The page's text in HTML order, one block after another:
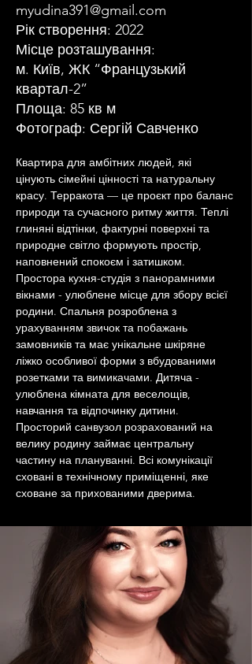
myudina391@gmail.com
Рік створення: 2022
Місце розташування:
м. Київ, ЖК “Французький
квартал-2”
Площа: 85 кв м
Фотограф: Сергій Савченко
Квартира для амбітних людей, які
цінують сімейні цінності та натуральну
красу. Терракота — це проєкт про баланс
природи та сучасного ритму життя. Теплі
глиняні відтінки, фактурні поверхні та
природне світло формують простір,
наповнений спокоєм і затишком.
Простора кухня-студія з панорамними
вікнами - улюблене місце для збору всієї
родини. Спальня розроблена з
урахуванням звичок та побажань
замовників та має унікальне шкіряне
ліжко особливої форми з вбудованими
розетками та вимикачами. Дитяча -
улюблена кімната для веселощів,
навчання та відпочинку дитини.
Просторий санвузол розрахований на
велику родину займає центральну
частину на плануванні. Всі комунікації
сховані в технічному приміщенні, яке
сховане за прихованими дверима.